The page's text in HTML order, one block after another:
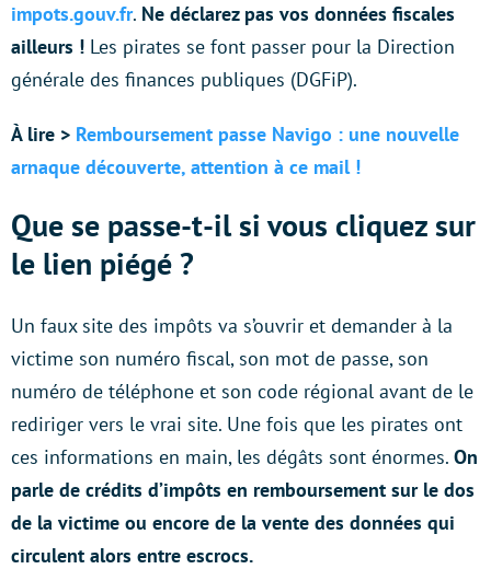
impots.gouv.fr. Ne déclarez pas vos données fiscales
ailleurs ! Les pirates se font passer pour la Direction
générale des finances publiques (DGFiP).
À lire > Remboursement passe Navigo : une nouvelle
arnaque découverte, attention à ce mail !
Que se passe-t-il si vous cliquez sur
le lien piégé ?
Un faux site des impôts va s’ouvrir et demander à la
victime son numéro fiscal, son mot de passe, son
numéro de téléphone et son code régional avant de le
rediriger vers le vrai site. Une fois que les pirates ont
ces informations en main, les dégâts sont énormes. On
parle de crédits d’impôts en remboursement sur le dos
de la victime ou encore de la vente des données qui
circulent alors entre escrocs.